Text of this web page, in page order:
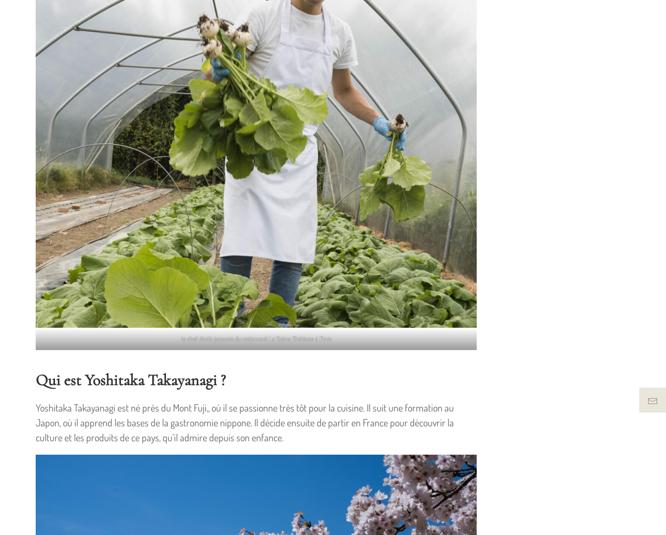
le chef étoilé japonais du restaurant La Scène Thélème à Paris
Qui est Yoshitaka Takayanagi ?
Yoshitaka Takayanagi est né près du Mont Fuji,, où il se passionne très tôt pour la cuisine. Il suit une formation au
Japon, où il apprend les bases de la gastronomie nippone. Il décide ensuite de partir en France pour découvrir la
culture et les produits de ce pays, qu’il admire depuis son enfance.